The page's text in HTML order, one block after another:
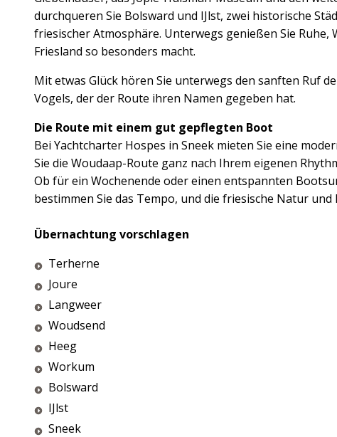
durchqueren Sie Bolsward und IJlst, zwei historische
friesischer Atmosphäre. Unterwegs genießen Sie
Friesland so besonders macht.
Mit etwas Glück hören Sie unterwegs den sanften Ruf
Vogels, der der Route ihren Namen gegeben hat.
Die Route mit einem gut gepflegten Boot
Bei Yachtcharter Hospes in Sneek mieten Sie eine
Sie die Woudaap-Route ganz nach Ihrem eigenen
Ob für ein Wochenende oder einen entspannten
bestimmen Sie das Tempo, und die friesische Natur
Übernachtung vorschlagen
Terherne
Joure
Langweer
Woudsend
Heeg
Workum
Bolsward
IJlst
Sneek